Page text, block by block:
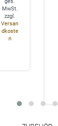
ges.
MwSt.
zzgl.
Versan
dkoste
n